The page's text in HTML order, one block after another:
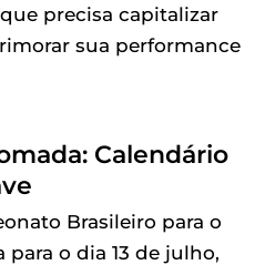
precisa capitalizar
sua performance
Calendário
Brasileiro para o
o dia 13 de julho,